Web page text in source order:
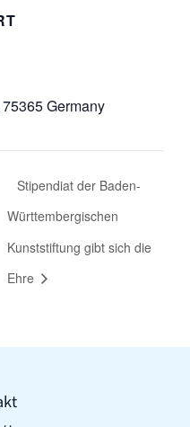
75365Germany
Stipendiat der Baden-
Württembergischen
Kunststiftung gibt sich die
Ehre